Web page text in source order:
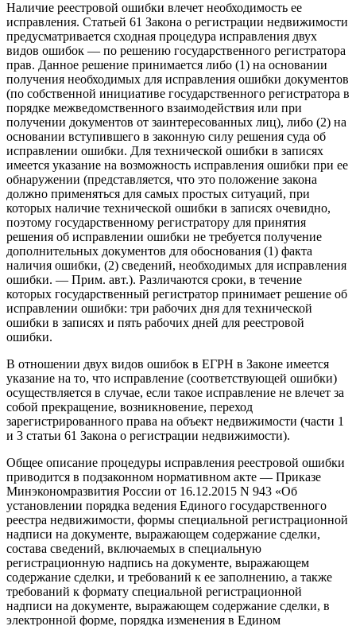
Наличие реестровой ошибки влечет необходимость ее
исправления. Статьей 61 Закона о регистрации недвижимости
предусматривается сходная процедура исправления двух
видов ошибок — по решению государственного регистратора
прав. Данное решение принимается либо (1) на основании
получения необходимых для исправления ошибки документов
(по собственной инициативе государственного регистратора в
порядке межведомственного взаимодействия или при
получении документов от заинтересованных лиц), либо (2) на
основании вступившего в законную силу решения суда об
исправлении ошибки. Для технической ошибки в записях
имеется указание на возможность исправления ошибки при ее
обнаружении (представляется, что это положение закона
должно применяться для самых простых ситуаций, при
которых наличие технической ошибки в записях очевидно,
поэтому государственному регистратору для принятия
решения об исправлении ошибки не требуется получение
дополнительных документов для обоснования (1) факта
наличия ошибки, (2) сведений, необходимых для исправления
ошибки. — Прим. авт.). Различаются сроки, в течение
которых государственный регистратор принимает решение об
исправлении ошибки: три рабочих дня для технической
ошибки в записях и пять рабочих дней для реестровой
ошибки.
В отношении двух видов ошибок в ЕГРН в Законе имеется
указание на то, что исправление (соответствующей ошибки)
осуществляется в случае, если такое исправление не влечет за
собой прекращение, возникновение, переход
зарегистрированного права на объект недвижимости (части 1
и 3 статьи 61 Закона о регистрации недвижимости).
Общее описание процедуры исправления реестровой ошибки
приводится в подзаконном нормативном акте — Приказе
Минэкономразвития России от 16.12.2015 N 943 «Об
установлении порядка ведения Единого государственного
реестра недвижимости, формы специальной регистрационной
надписи на документе, выражающем содержание сделки,
состава сведений, включаемых в специальную
регистрационную надпись на документе, выражающем
содержание сделки, и требований к ее заполнению, а также
требований к формату специальной регистрационной
надписи на документе, выражающем содержание сделки, в
электронной форме, порядка изменения в Едином